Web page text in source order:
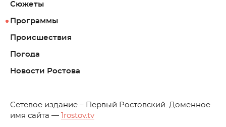
Сюжеты
Программы
Происшествия
Погода
Новости Ростова
Cетевое издание – Первый Ростовский. Доменное
имя сайта —
1rostov.tv